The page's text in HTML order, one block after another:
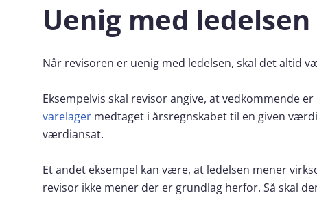
Uenig med ledelsen
Når revisoren er uenig med ledelsen, skal det altid
Eksempelvis skal revisor angive, at vedkommende
varelagermedtaget i årsregnskabet til en given
værdiansat.
Et andet eksempel kan være, at ledelsen mener
revisor ikke mener der er grundlag herfor. Så skal